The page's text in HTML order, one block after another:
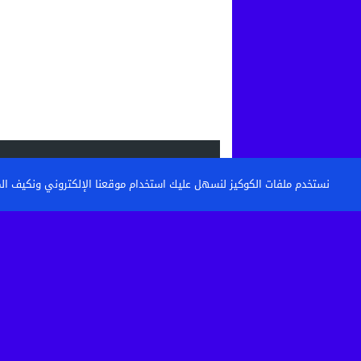
القنيطرة: تكوين حراس الأمن وأعوان
خطوة نحو مستشفى أكثر...
نستخدم ملفات الكوكيز لنسهل عليك استخدام موقعنا الإلكتروني ونكيف